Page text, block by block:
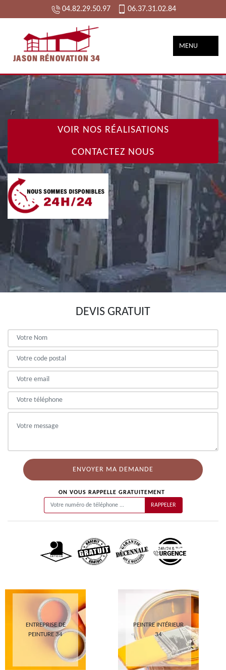
04.82.29.50.97 06.37.31.02.84
MENU
VOIR NOS RÉALISATIONS
CONTACTEZ NOUS
DEVIS GRATUIT
ON VOUS RAPPELLE GRATUITEMENT
ENTREPRISE DE
PEINTURE 34
PEINTRE INTÉRIEUR
34